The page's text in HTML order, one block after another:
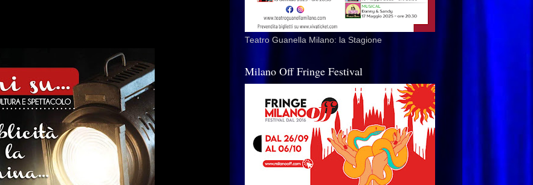
Teatro Guanella Milano: la Stagione
Milano Off Fringe Festival